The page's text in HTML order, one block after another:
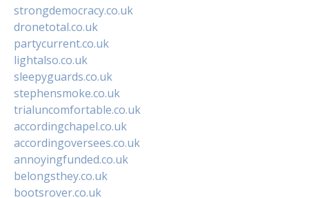
strongdemocracy.co.uk
dronetotal.co.uk
partycurrent.co.uk
lightalso.co.uk
sleepyguards.co.uk
stephensmoke.co.uk
trialuncomfortable.co.uk
accordingchapel.co.uk
accordingoversees.co.uk
annoyingfunded.co.uk
belongsthey.co.uk
bootsrover.co.uk